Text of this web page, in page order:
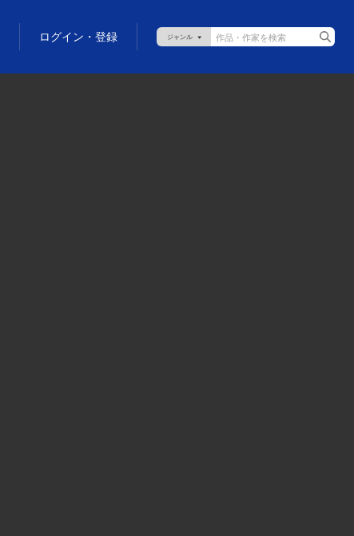
ログイン・登録